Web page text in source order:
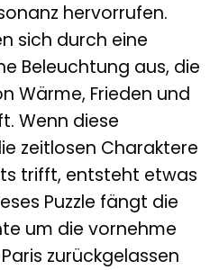
hervorrufen.
sich durch eine
Beleuchtung aus, die
Wärme, Frieden und
Wenn diese
zeitlosen Charaktere
trifft, entsteht etwas
Puzzle fängt die
um die vornehme
zurückgelassen